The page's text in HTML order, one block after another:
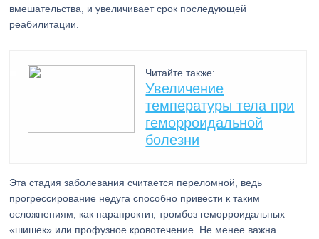
вмешательства, и увеличивает срок последующей
реабилитации.
Читайте также:
Увеличение
температуры тела при
геморроидальной
болезни
Эта стадия заболевания считается переломной, ведь
прогрессирование недуга способно привести к таким
осложнениям, как парапроктит, тромбоз геморроидальных
«шишек» или профузное кровотечение. Не менее важна